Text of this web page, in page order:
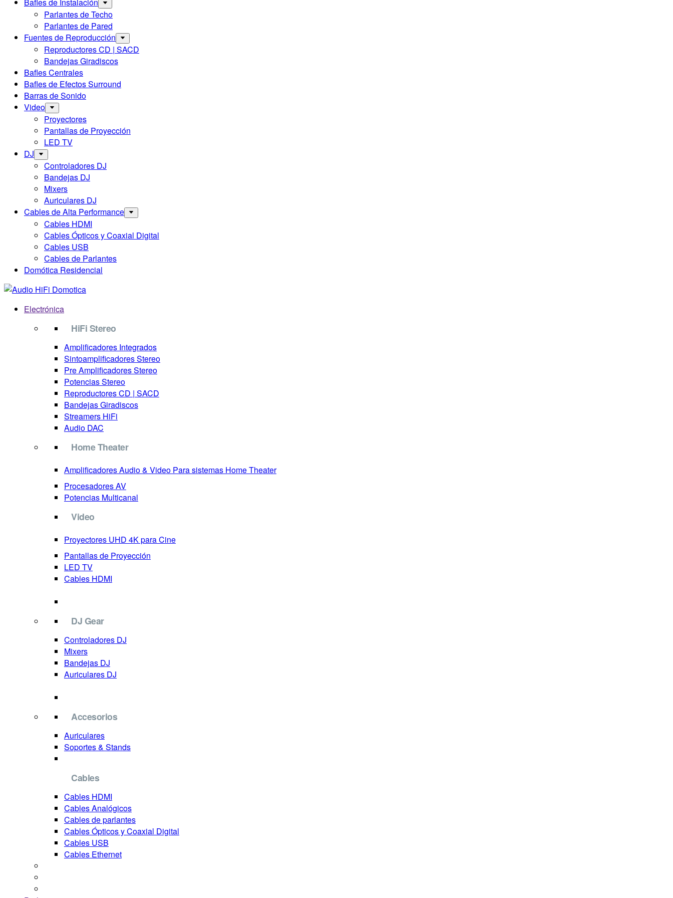
Parlantes de Techo
Parlantes de Pared
Fuentes de Reproducción
Reproductores CD | SACD
Bandejas Giradiscos
Bafles Centrales
Bafles de Efectos Surround
Barras de Sonido
Video
Proyectores
Pantallas de Proyección
LED TV
DJ
Controladores DJ
Bandejas DJ
Mixers
Auriculares DJ
Cables de Alta Performance
Cables HDMI
Cables Ópticos y Coaxial Digital
Cables USB
Cables de Parlantes
Domótica Residencial
Electrónica
HiFi Stereo
Amplificadores Integrados
Sintoamplificadores Stereo
Pre Amplificadores Stereo
Potencias Stereo
Reproductores CD | SACD
Bandejas Giradiscos
Streamers HiFi
Audio DAC
Home Theater
Amplificadores Audio & Video Para sistemas Home Theater
Procesadores AV
Potencias Multicanal
Video
Proyectores UHD 4K para Cine
Pantallas de Proyección
LED TV
Cables HDMI
DJ Gear
Controladores DJ
Mixers
Bandejas DJ
Auriculares DJ
Accesorios
Auriculares
Soportes & Stands
Cables
Cables HDMI
Cables Analógicos
Cables de parlantes
Cables Ópticos y Coaxial Digital
Cables USB
Cables Ethernet